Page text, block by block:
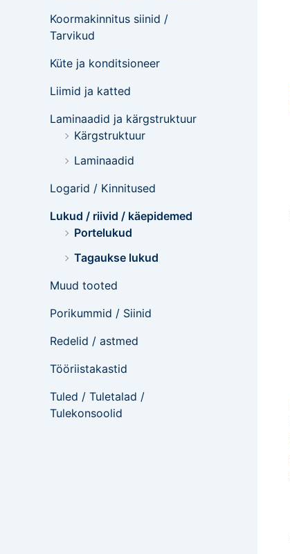
Koormakinnitus siinid /
Tarvikud
Küte ja konditsioneer
Liimid ja katted
Laminaadid ja kärgstruktuur
Kärgstruktuur
Laminaadid
Logarid / Kinnitused
Lukud / riivid / käepidemed
Portelukud
Tagaukse lukud
Muud tooted
Porikummid / Siinid
Redelid / astmed
Tööriistakastid
Tuled / Tuletalad /
Tulekonsoolid